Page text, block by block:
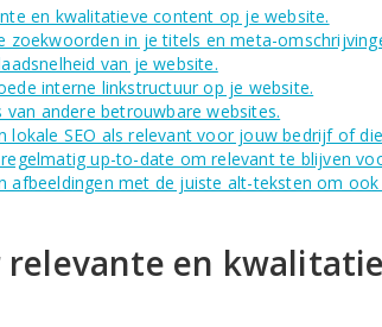
en kwalitatieve content op je website.
zoekwoorden in je titels en meta-
van je website.
interne linkstructuur op je website.
van andere betrouwbare websites.
lokale SEO als relevant voor jouw bedrijf of
up-to-date om relevant te blijven
afbeeldingen met de juiste alt-teksten om
relevante en